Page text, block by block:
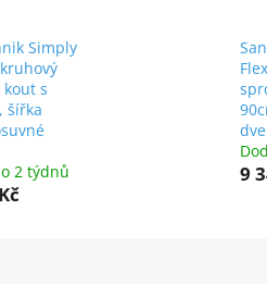
Simply
s
šířka
2 týdnů
9